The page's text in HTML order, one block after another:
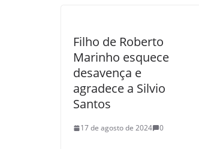
Filho de Roberto
Marinho esquece
desavença e
agradece a Silvio
Santos
17 de agosto de 2024 0